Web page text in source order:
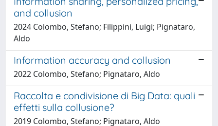
and collusion
2024 Colombo, Stefano; Filippini, Luigi; Pignataro,
Aldo
Information accuracy and collusion
2022 Colombo, Stefano; Pignataro, Aldo
Raccolta e condivisione di Big Data: quali
effetti sulla collusione?
2019 Colombo, Stefano; Pignataro, Aldo